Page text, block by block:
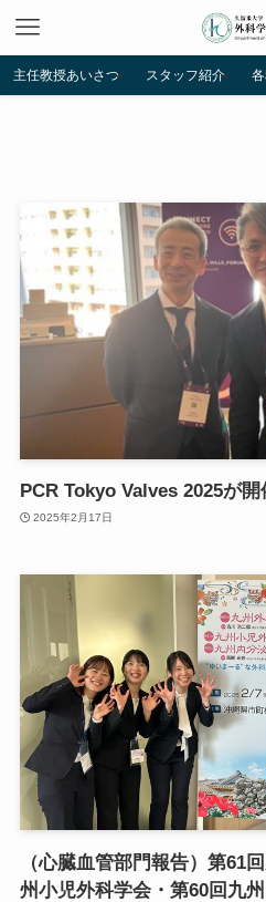
主任教授あいさつ スタッフ紹介
PCR Tokyo Valves 2025が
2025年2月17日
（心臓血管部門報告）第61
州小児外科学会・第60回九